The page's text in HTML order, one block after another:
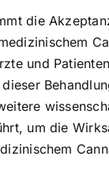
die
und
um die